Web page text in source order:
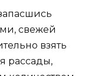
свежей
взять
рассады,